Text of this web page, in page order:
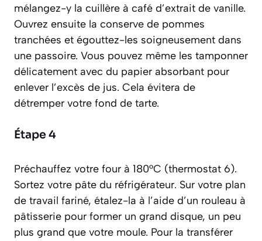
mélangez-y la cuillère à café d’extrait de vanille.
Ouvrez ensuite la conserve de pommes
tranchées et égouttez-les soigneusement dans
une passoire. Vous pouvez même les tamponner
délicatement avec du papier absorbant pour
enlever l’excès de jus. Cela évitera de
détremper votre fond de tarte.
Étape 4
Préchauffez votre four à 180°C (thermostat 6).
Sortez votre pâte du réfrigérateur. Sur votre plan
de travail fariné, étalez-la à l’aide d’un rouleau à
pâtisserie pour former un grand disque, un peu
plus grand que votre moule. Pour la transférer